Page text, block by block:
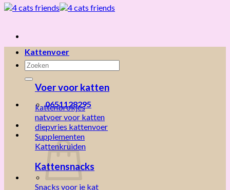
Zoeken
naar:
0651128295
Kattenvoer
Voer voor katten
kattenbrokjes
natvoer voor katten
diepvries kattenvoer
Supplementen
Kattenkruiden
Kattensnacks
Snacks voor je kat